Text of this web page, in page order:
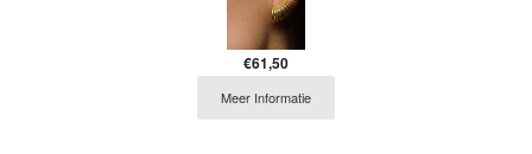
€61,50
Meer Informatie